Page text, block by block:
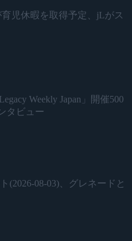
育児休暇を取得予定、jLがス
Weekly Japan」開催500
タビュー
(2026-08-03)、グレネードと